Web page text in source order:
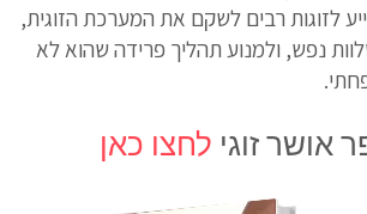
לזוגות רבים לשקם את המערכת הזוגית,
נפש, ולמנוע תהליך פרידה שהוא לא
אושר זוגי לחצו כאן